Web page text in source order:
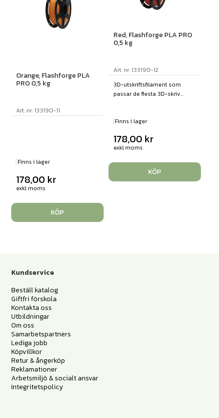
Orange, Flashforge PLA
PRO 0,5 kg
Art. nr: 133190-11
Finns i lager
178,00 kr
exkl moms
KÖP
Red, Flashforge PLA PRO
0,5 kg
Art. nr: 133190-12
3D-utskriftsfilament som
passar de flesta 3D-skriv...
Finns i lager
178,00 kr
exkl moms
KÖP
Kundservice
Beställ katalog
Giftfri förskola
Kontakta oss
Utbildningar
Om oss
Samarbetspartners
Lediga jobb
Köpvillkor
Retur & ångerköp
Reklamationer
Arbetsmiljö & socialt ansvar
Integritetspolicy